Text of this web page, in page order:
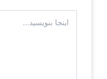
بنویسید…